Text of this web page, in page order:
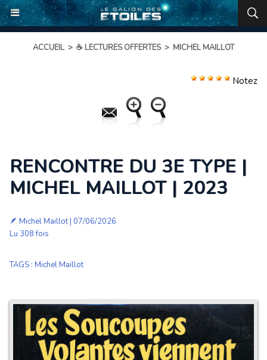
ACCUEIL > ☕ LECTURES OFFERTES > MICHEL MAILLOT
Notez
RENCONTRE DU 3E TYPE |
MICHEL MAILLOT | 2023
🪶 Michel Maillot| 07/06/2026
Lu 308 fois
TAGS : Michel Maillot